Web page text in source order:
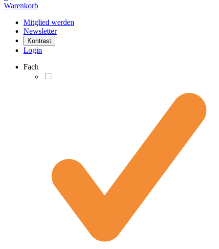
Warenkorb
Mitglied werden
Newsletter
Kontrast
Login
Fach